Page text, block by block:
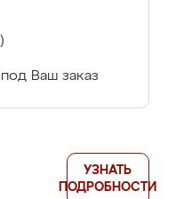
Ваш заказ
УЗНАТЬ
ПОДРОБНОСТИ